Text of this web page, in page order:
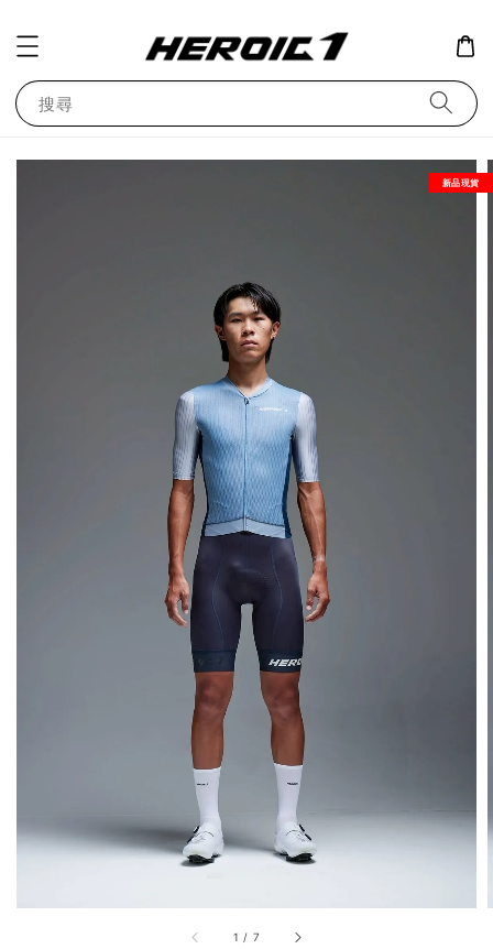
搜尋
1 / 7
新品現貨